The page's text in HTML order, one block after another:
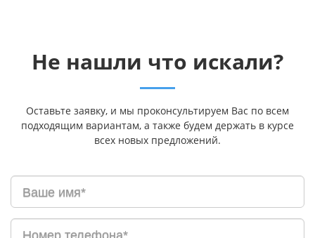
Не нашли что искали?
Оставьте заявку, и мы проконсультируем Вас по всем
подходящим вариантам, а также будем держать в курсе
всех новых предложений.